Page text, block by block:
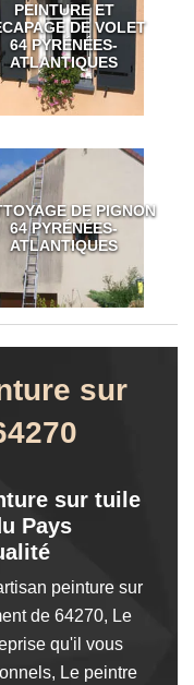
PEINTURE ET
DE VOLET
64 PYRÉNÉES-
ATLANTIQUES
DE PIGNON
64 PYRÉNÉES-
ATLANTIQUES
sur
sur tuile
Pays
peinture sur
de 64270, Le
qu'il vous
Le peintre